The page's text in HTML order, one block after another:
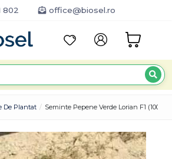
802 office@biosel.ro
De Plantat Seminte Pepene Verde Lorian F1 (1000